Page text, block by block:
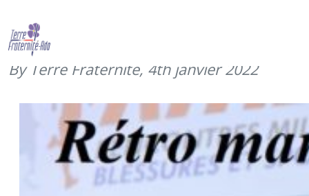
Rétrospective 2021 – MARS –
réunion des mécènes RMBS
By Terre Fraternité, 4th janvier 2022